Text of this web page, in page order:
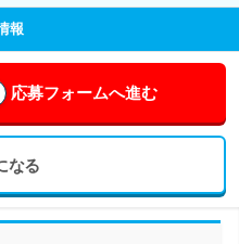
報
応募フォームへ進む
なる